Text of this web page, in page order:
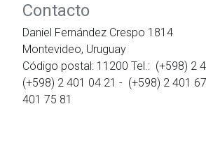
Contacto
Daniel Fernández Crespo 1814
Montevideo, Uruguay
Código postal: 11200 Tel.: (+598) 2
(+598) 2 401 04 21 - (+598) 2 401
401 75 81